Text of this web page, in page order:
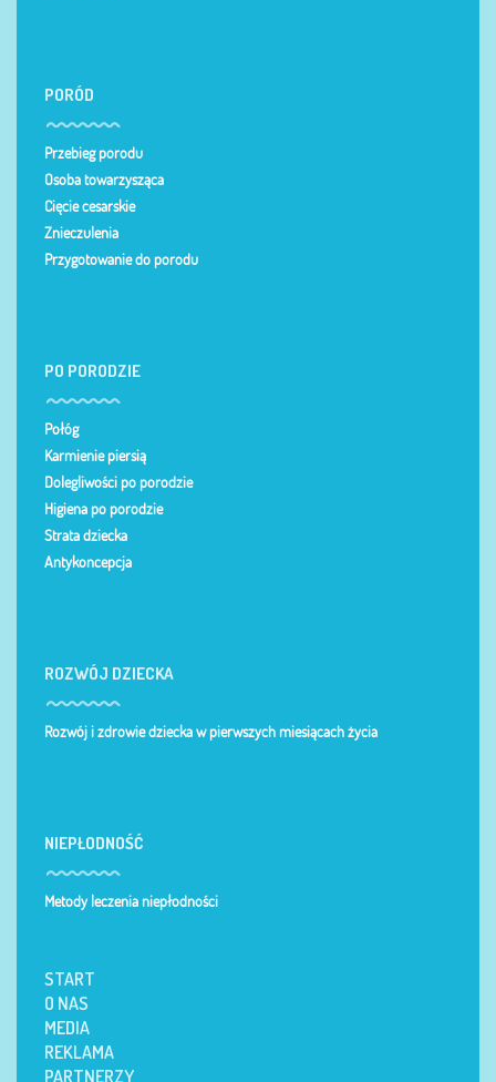
PORÓD
Przebieg porodu
Osoba towarzysząca
Cięcie cesarskie
Znieczulenia
Przygotowanie do porodu
PO PORODZIE
Połóg
Karmienie piersią
Dolegliwości po porodzie
Higiena po porodzie
Strata dziecka
Antykoncepcja
ROZWÓJ DZIECKA
Rozwój i zdrowie dziecka w pierwszych miesiącach życia
NIEPŁODNOŚĆ
Metody leczenia niepłodności
START
O NAS
MEDIA
REKLAMA
PARTNERZY